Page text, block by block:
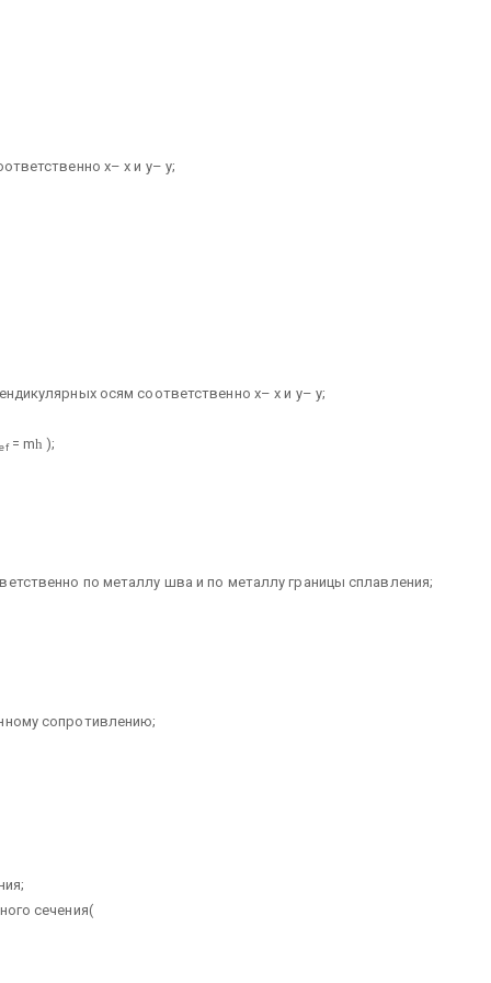
х– х и у– у;
осям соответственно х– х и у– у;
ef= mh );
по металлу шва и по металлу границы сплавления;
сопротивлению;
сечения(